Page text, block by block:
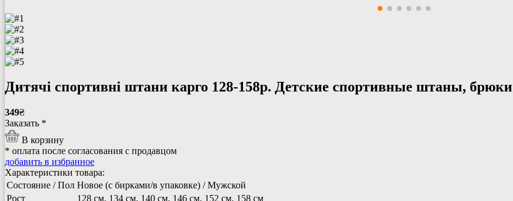
Дитячі спортивні штани карго 128-158р. Детские спортивные штаны, брюки
349₴
Заказать *
В корзину
* оплата после согласования с продавцом
добавить в избранное
Характеристики товара:
Состояние / Пол Новое (с бирками/в упаковке) / Мужской
Рост
128 см, 134 см, 140 см, 146 см, 152 см, 158 см